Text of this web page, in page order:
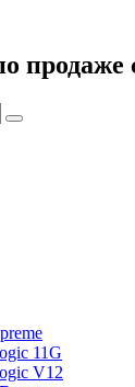
продаже
11G
V12